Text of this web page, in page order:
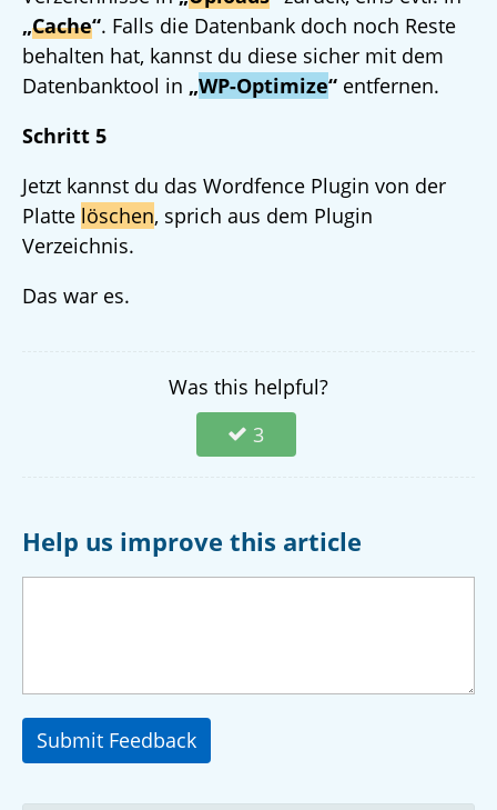
„Cache“. Falls die Datenbank doch noch Reste
behalten hat, kannst du diese sicher mit dem
Datenbanktool in „WP-Optimize“ entfernen.
Schritt 5
Jetzt kannst du das Wordfence Plugin von der
Platte löschen, sprich aus dem Plugin
Verzeichnis.
Das war es.
Was this helpful?
3
Help us improve this article
Submit Feedback